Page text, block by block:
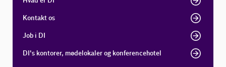
Kontakt os
Job i DI
DI's kontorer, mødelokaler og konferencehotel